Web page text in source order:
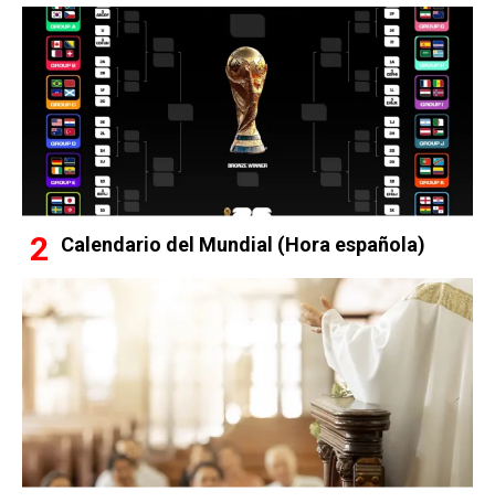
Calendario del Mundial (Hora española)